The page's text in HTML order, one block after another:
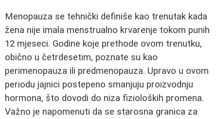
Menopauza se tehnički definiše kao trenutak kada
žena nije imala menstrualno krvarenje tokom punih
12 mjeseci. Godine koje prethode ovom trenutku,
obično u četrdesetim, poznate su kao
perimenopauza ili predmenopauza. Upravo u ovom
periodu jajnici postepeno smanjuju proizvodnju
hormona, što dovodi do niza fizioloških promena.
Važno je napomenuti da se starosna granica za